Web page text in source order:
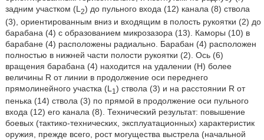
задним участком (L 2) до пульного входа (12) канала (8) ствола
(3), ориентированным вниз и входящим в полость рукоятки (2) до
барабана (4) с образованием микрозазора (13). Каморы (10) в
барабане (4) расположены радиально. Барабан (4) расположен
полностью в нижней части полости рукоятки (2). Ось (6)
вращения барабана (4) находится на удалении (Н) более
величины R от линии в продолжение оси переднего
прямолинейного участка (L 1 ) ствола (3) и на расстоянии R от
пенька (14) ствола (3) по прямой в продолжение оси пульного
входа (12) его канала (8). Технический результат: повышение
боевых (тактико-технических, эксплуатационных) характеристик
оружия, прежде всего, рост могущества выстрела (начальной